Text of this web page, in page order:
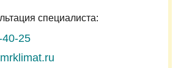
специалиста:
25